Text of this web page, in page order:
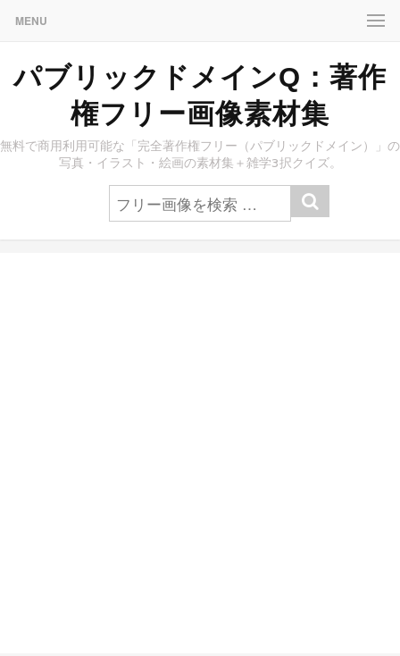
MENU
パブリックドメインQ：著作
権フリー画像素材集
無料で商用利用可能な「完全著作権フリー（パブリックドメイン）」の
写真・イラスト・絵画の素材集＋雑学3択クイズ。